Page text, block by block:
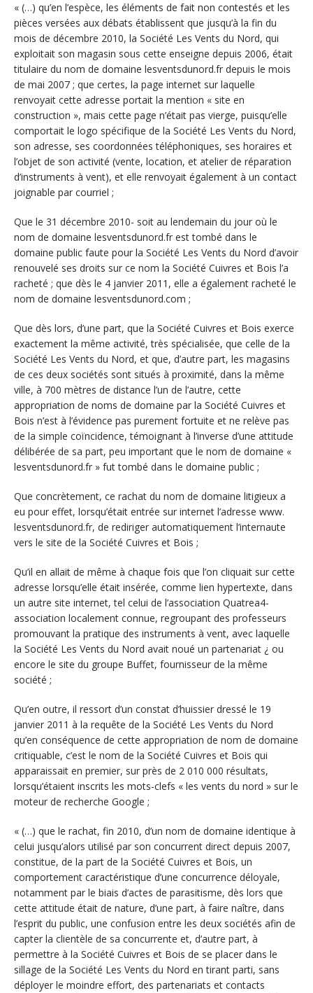
« (…) qu’en l’espèce, les éléments de fait non contestés et les
pièces versées aux débats établissent que jusqu’à la fin du
mois de décembre 2010, la Société Les Vents du Nord, qui
exploitait son magasin sous cette enseigne depuis 2006, était
titulaire du nom de domaine lesventsdunord.fr depuis le mois
de mai 2007 ; que certes, la page internet sur laquelle
renvoyait cette adresse portait la mention « site en
construction », mais cette page n’était pas vierge, puisqu’elle
comportait le logo spécifique de la Société Les Vents du Nord,
son adresse, ses coordonnées téléphoniques, ses horaires et
l’objet de son activité (vente, location, et atelier de réparation
d’instruments à vent), et elle renvoyait également à un contact
joignable par courriel ;
Que le 31 décembre 2010- soit au lendemain du jour où le
nom de domaine lesventsdunord.fr est tombé dans le
domaine public faute pour la Société Les Vents du Nord d’avoir
renouvelé ses droits sur ce nom la Société Cuivres et Bois l’a
racheté ; que dès le 4 janvier 2011, elle a également racheté le
nom de domaine lesventsdunord.com ;
Que dès lors, d’une part, que la Société Cuivres et Bois exerce
exactement la même activité, très spécialisée, que celle de la
Société Les Vents du Nord, et que, d’autre part, les magasins
de ces deux sociétés sont situés à proximité, dans la même
ville, à 700 mètres de distance l’un de l’autre, cette
appropriation de noms de domaine par la Société Cuivres et
Bois n’est à l’évidence pas purement fortuite et ne relève pas
de la simple coïncidence, témoignant à l’inverse d’une attitude
délibérée de sa part, peu important que le nom de domaine «
lesventsdunord.fr » fut tombé dans le domaine public ;
Que concrètement, ce rachat du nom de domaine litigieux a
eu pour effet, lorsqu’était entrée sur internet l’adresse www.
lesventsdunord.fr, de rediriger automatiquement l’internaute
vers le site de la Société Cuivres et Bois ;
Qu’il en allait de même à chaque fois que l’on cliquait sur cette
adresse lorsqu’elle était insérée, comme lien hypertexte, dans
un autre site internet, tel celui de l’association Quatrea4-
association localement connue, regroupant des professeurs
promouvant la pratique des instruments à vent, avec laquelle
la Société Les Vents du Nord avait noué un partenariat ¿ ou
encore le site du groupe Buffet, fournisseur de la même
société ;
Qu’en outre, il ressort d’un constat d’huissier dressé le 19
janvier 2011 à la requête de la Société Les Vents du Nord
qu’en conséquence de cette appropriation de nom de domaine
critiquable, c’est le nom de la Société Cuivres et Bois qui
apparaissait en premier, sur près de 2 010 000 résultats,
lorsqu’étaient inscrits les mots-clefs « les vents du nord » sur le
moteur de recherche Google ;
« (…) que le rachat, fin 2010, d’un nom de domaine identique à
celui jusqu’alors utilisé par son concurrent direct depuis 2007,
constitue, de la part de la Société Cuivres et Bois, un
comportement caractéristique d’une concurrence déloyale,
notamment par le biais d’actes de parasitisme, dès lors que
cette attitude était de nature, d’une part, à faire naître, dans
l’esprit du public, une confusion entre les deux sociétés afin de
capter la clientèle de sa concurrente et, d’autre part, à
permettre à la Société Cuivres et Bois de se placer dans le
sillage de la Société Les Vents du Nord en tirant parti, sans
déployer le moindre effort, des partenariats et contacts